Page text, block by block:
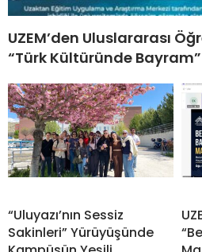
UZEM’den Uluslararası
“Türk Kültüründe
“Uluyazı’nın Sessiz
Sakinleri” Yürüyüşünde